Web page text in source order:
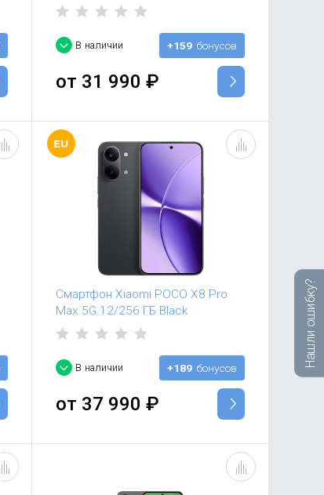
В наличии +159 бонусов
от 31 990₽
Смартфон Xiaomi POCO X8 Pro
Max 5G 12/256 ГБ Black
В наличии +189 бонусов
от 37 990₽
Нашли ошибку?